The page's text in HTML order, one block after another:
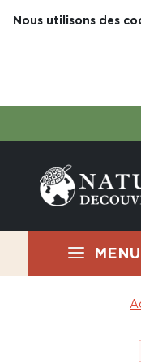
Nous utilisons des
MENU